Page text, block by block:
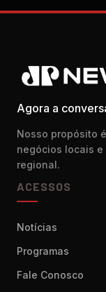
Agora a
Nosso propósito
negócios locais
regional.
ACESSOS
Notícias
Programas
Fale Conosco